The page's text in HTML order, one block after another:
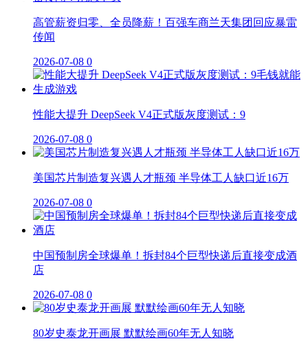
高管薪资归零、全员降薪！百强车商兰天集团回应暴雷
传闻
2026-07-08 0
性能大提升 DeepSeek V4正式版灰度测试：9
2026-07-08 0
美国芯片制造复兴遇人才瓶颈 半导体工人缺口近16万
2026-07-08 0
中国预制房全球爆单！拆封84个巨型快递后直接变成酒
店
2026-07-08 0
80岁史泰龙开画展 默默绘画60年无人知晓